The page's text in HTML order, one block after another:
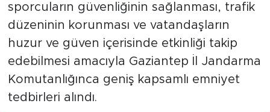
sporcuların güvenliğinin sağlanması, trafik
düzeninin korunması ve vatandaşların
huzur ve güven içerisinde etkinliği takip
edebilmesi amacıyla Gaziantep İl Jandarma
Komutanlığınca geniş kapsamlı emniyet
tedbirleri alındı.